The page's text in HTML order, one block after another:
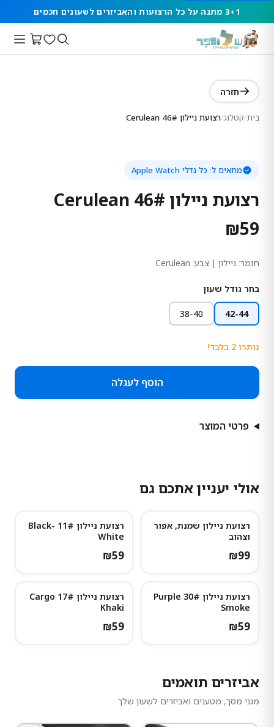
3+1 מתנה על כל הרצועות והאביזרים לשעונים חכמים
חזרה
בית/קטלוג/רצועת ניילון 46# Cerulean
מתאים ל: כל גדלי Apple Watch
רצועת ניילון 46# Cerulean
₪59
חומר: ניילון | צבע: Cerulean
בחר גודל שעון
42-44
38-40
נותרו 2 בלבד!
הוסף לעגלה
פרטי המוצר
אולי יעניין אתכם גם
רצועת ניילון שמנת, אפור
וצהוב
₪99
רצועת ניילון 11# Black-
White
₪59
רצועת ניילון 30# Purple
Smoke
₪59
רצועת ניילון 17# Cargo
Khaki
₪59
אביזרים תואמים
מגני מסך, מטענים ואביזרים לשעון שלך